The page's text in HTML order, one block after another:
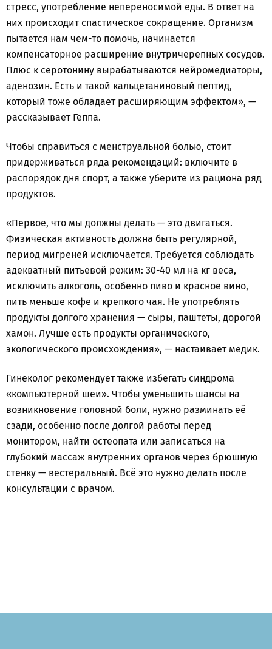
стресс, употребление непереносимой еды. В ответ на
них происходит спастическое сокращение. Организм
пытается нам чем-то помочь, начинается
компенсаторное расширение внутричерепных сосудов.
Плюс к серотонину вырабатываются нейромедиаторы,
аденозин. Есть и такой кальцетаниновый пептид,
который тоже обладает расширяющим эффектом», —
рассказывает Геппа.
Чтобы справиться с менструальной болью, стоит
придерживаться ряда рекомендаций: включите в
распорядок дня спорт, а также уберите из рациона ряд
продуктов.
«Первое, что мы должны делать — это двигаться.
Физическая активность должна быть регулярной,
период мигреней исключается. Требуется соблюдать
адекватный питьевой режим: 30-40 мл на кг веса,
исключить алкоголь, особенно пиво и красное вино,
пить меньше кофе и крепкого чая. Не употреблять
продукты долгого хранения — сыры, паштеты, дорогой
хамон. Лучше есть продукты органического,
экологического происхождения», — настаивает медик.
Гинеколог рекомендует также избегать синдрома
«компьютерной шеи». Чтобы уменьшить шансы на
возникновение головной боли, нужно разминать её
сзади, особенно после долгой работы перед
монитором, найти остеопата или записаться на
глубокий массаж внутренних органов через брюшную
стенку — вестеральный. Всё это нужно делать после
консультации с врачом.